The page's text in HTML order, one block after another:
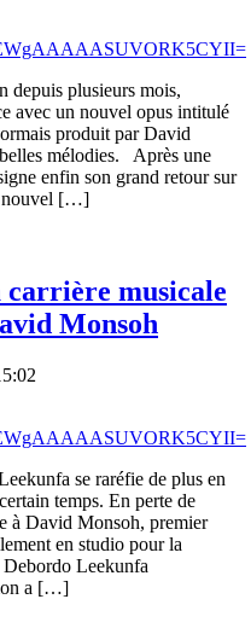
depuis plusieurs mois,
avec un nouvel opus intitulé
produit par David
mélodies. Après une
enfin son grand retour sur
nouvel […]
carrière musicale
Monsoh
se raréfie de plus en
temps. En perte de
à David Monsoh, premier
en studio pour la
Leekunfa
a […]